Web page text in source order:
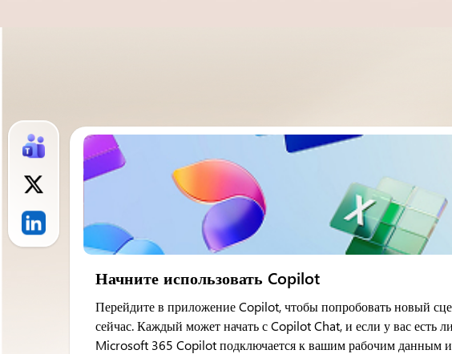
Начните использовать Copilot
Перейдите в приложение Copilot, чтобы попробовать новый
сейчас. Каждый может начать с Copilot Chat, и если у вас есть
Microsoft 365 Copilot подключается к вашим рабочим данным и